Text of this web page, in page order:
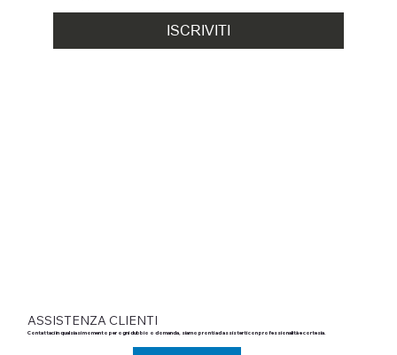
ISCRIVITI
Contattaci in qualsiasi momento per ogni dubbio o domanda, siamo pronti ad assisterti con professionalità e cortesia.
ASSISTENZA CLIENTI